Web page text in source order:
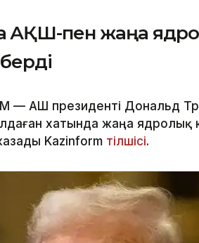
АҚШ-пен жаңа
— АҚШ президенті Дональд
хатында жаңа ядролық
Kazinform тілшісі.